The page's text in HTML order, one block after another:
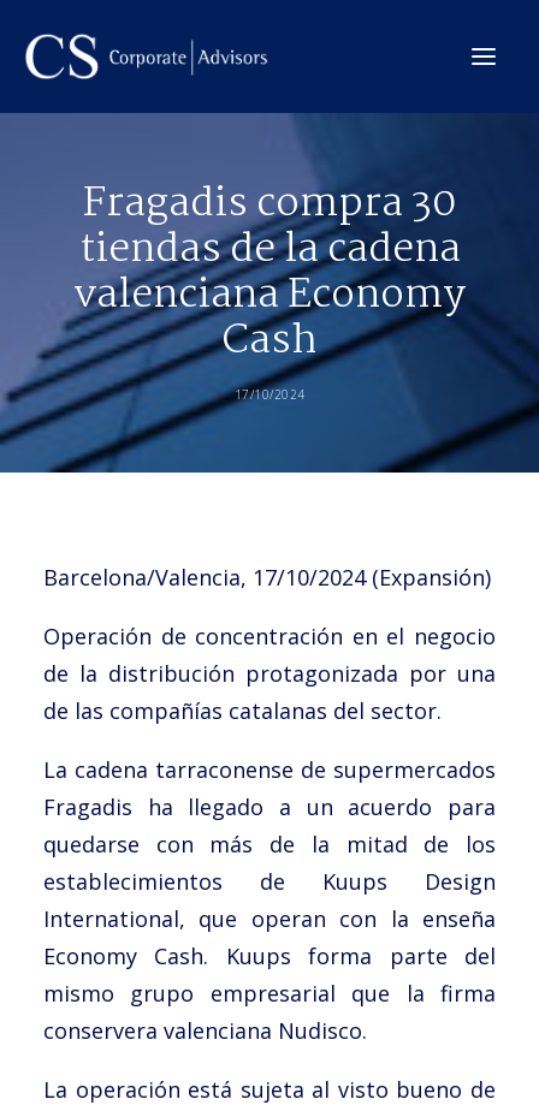
Internacional
Servicios
Equipo
Transacciones
CONTACTO →
Español
Fragadis compra 30
tiendas de la cadena
valenciana Economy
Cash
17/10/2024
Barcelona/Valencia, 17/10/2024 (Expansión)
Operación de concentración en el negocio
de la distribución protagonizada por una
de las compañías catalanas del sector.
La cadena tarraconense de supermercados
Fragadis ha llegado a un acuerdo para
quedarse con más de la mitad de los
establecimientos de Kuups Design
International, que operan con la enseña
Economy Cash. Kuups forma parte del
mismo grupo empresarial que la firma
conservera valenciana Nudisco.
La operación está sujeta al visto bueno de